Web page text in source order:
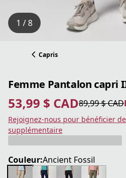
1 / 8
Capris
Femme Pantalon capri
53,99 $ CAD
prix actuel 53,99 $ CAD89,99 $ CAD
prix original 89,99 $ CAD
Enregistrer 40 %
Rejoignez-nous pour bénéficier
supplémentaire
Couleur:Ancient Fossil